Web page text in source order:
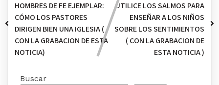
HOMBRES DE FE EJEMPLAR:
CÓMO LOS PASTORES
DIRIGEN BIEN UNA IGLESIA (
CON LA GRABACION DE ESTA
NOTICIA)
UTILICE LOS SALMOS PARA
ENSEÑAR A LOS NIÑOS
SOBRE LOS SENTIMIENTOS
( CON LA GRABACION DE
ESTA NOTICIA )
Buscar